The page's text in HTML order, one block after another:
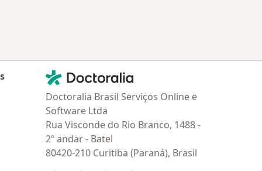
Contato
Doctoralia - Homepage
Doctoralia Brasil Serviços Online e
Software Ltda
Rua Visconde do Rio Branco, 1488 -
2º andar - Batel
80420-210 Curitiba (Paraná), Brasil